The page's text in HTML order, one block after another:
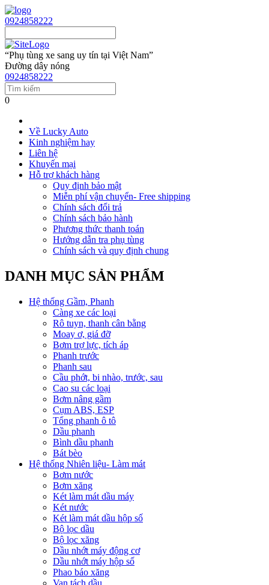
0924858222
“Phụ tùng xe sang uy tín tại Việt Nam”
Đường dây nóng
0924858222
0
Về Lucky Auto
Kinh nghiệm hay
Liên hệ
Khuyến mại
Hỗ trợ khách hàng
Quy định bảo mật
Miễn phí vận chuyển- Free shipping
Chính sách đổi trả
Chính sách bảo hành
Phương thức thanh toán
Hướng dẫn tra phụ tùng
Chính sách và quy định chung
DANH MỤC SẢN PHẨM
Hệ thống Gầm, Phanh
Càng xe các loại
Rô tuyn, thanh cân bằng
Moay ơ, giá đỡ
Bơm trợ lực, tích áp
Phanh trước
Phanh sau
Cầu phớt, bi nhào, trước, sau
Cao su các loại
Bơm nâng gầm
Cụm ABS, ESP
Tổng phanh ô tô
Dầu phanh
Bình dầu phanh
Bát bèo
Hệ thống Nhiên liệu- Làm mát
Bơm nước
Bơm xăng
Két làm mát dầu máy
Két nước
Két làm mát dầu hộp số
Bộ lọc dầu
Bộ lọc xăng
Dầu nhớt máy động cơ
Dầu nhớt máy hộp số
Phao báo xăng
Van tách dầu